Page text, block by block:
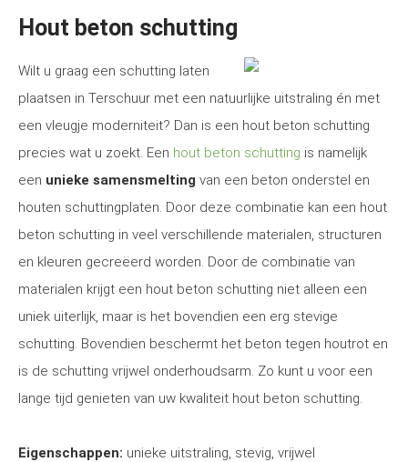
Hout beton schutting
Wilt u graag een schutting laten
plaatsen in Terschuur met een natuurlijke uitstraling én met
een vleugje moderniteit? Dan is een hout beton schutting
precies wat u zoekt. Een hout beton schutting is namelijk
een unieke samensmelting van een beton onderstel en
houten schuttingplaten. Door deze combinatie kan een hout
beton schutting in veel verschillende materialen, structuren
en kleuren gecreëerd worden. Door de combinatie van
materialen krijgt een hout beton schutting niet alleen een
uniek uiterlijk, maar is het bovendien een erg stevige
schutting. Bovendien beschermt het beton tegen houtrot en
is de schutting vrijwel onderhoudsarm. Zo kunt u voor een
lange tijd genieten van uw kwaliteit hout beton schutting.
Eigenschappen: unieke uitstraling, stevig, vrijwel